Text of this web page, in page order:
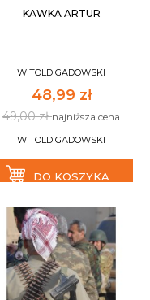
KAWKA ARTUR
WITOLD GADOWSKI
48,99 zł
49,00 złnajniższa cena
WITOLD GADOWSKI
DO KOSZYKA